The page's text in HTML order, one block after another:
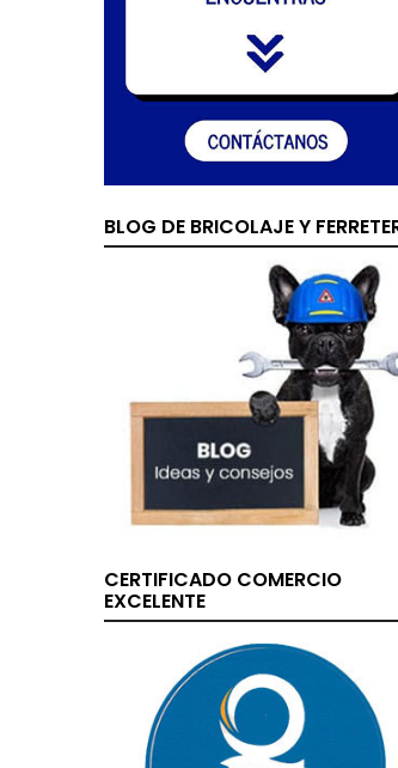
BLOG DE BRICOLAJE Y
CERTIFICADO COMERCIO
EXCELENTE